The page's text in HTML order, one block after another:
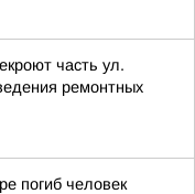
часть ул.
ремонтных
погиб человек